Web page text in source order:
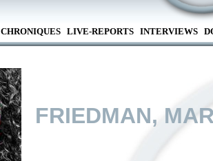
CHRONIQUES LIVE-REPORTS INTERVIEWS
FRIEDMAN,